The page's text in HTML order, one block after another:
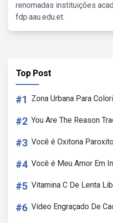
renomadas instituições
fdp.aau.edu.et.
Top Post
#1 Zona Urbana Para
#2 You Are The Reason
#3 Você é Oxitona
#4 Você é Meu Amor Em
#5 Vitamina C De Lenta
#6 Vídeo Engraçado De